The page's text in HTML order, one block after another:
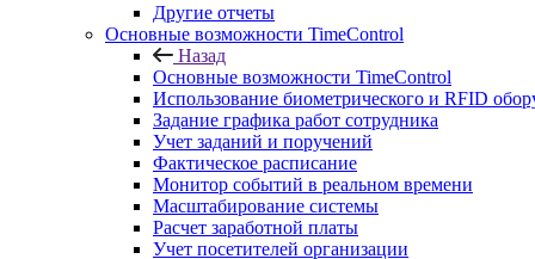
Другие отчеты
Основные возможности TimeControl
Назад
Основные возможности TimeControl
Использование биометрического и RFID
Задание графика работ сотрудника
Учет заданий и поручений
Фактическое расписание
Монитор событий в реальном времени
Масштабирование системы
Расчет заработной платы
Учет посетителей организации